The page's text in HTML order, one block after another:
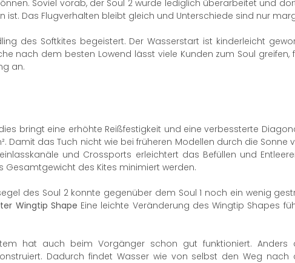
Soviel vorab, der Soul 2 wurde lediglich überarbeitet und
Das Flugverhalten bleibt gleich und Unterschiede sind nur
des Softkites begeistert. Der Wasserstart ist kinderleicht
nach dem besten Lowend lässt viele Kunden zum Soul greifen,
an.
bringt eine erhöhte Reißfestigkeit und eine verbessterte
Damit das Tuch nicht wie bei früheren Modellen durch die
und Crossports erleichtert das Befüllen und
des Kites minimiert werden.
des Soul 2 konnte gegenüber dem Soul 1 noch ein wenig
Wingtip Shape Eine leichte Veränderung des Wingtip Shapes
hat auch beim Vorgänger schon gut funktioniert.
Dadurch findet Wasser wie von selbst den Weg nach